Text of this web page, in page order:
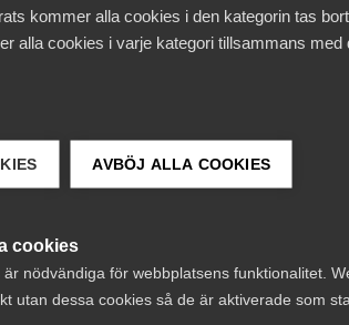
kommer alla cookies i den kategorin tas
alla cookies i varje kategori tillsammans med
AVBÖJ ALLA COOKIES
cookies
är nödvändiga för webbplatsens funktionalitet.
utan dessa cookies så de är aktiverade som
29 maj